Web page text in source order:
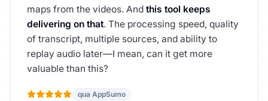
maps from the videos. And this tool keeps
delivering on that. The processing speed, quality
of transcript, multiple sources, and ability to
replay audio later—I mean, can it get more
valuable than this?
qua AppSumo